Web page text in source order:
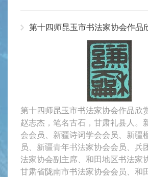
第十四师昆玉市书法家协会作品
赵志杰，笔名古石，甘肃礼县人。
会会员、新疆诗词学会会员、新疆
员、新疆青年书法家协会会员、兵
法家协会副主席、和田地区书法家
甘肃省陇南市书法家协会会员、和